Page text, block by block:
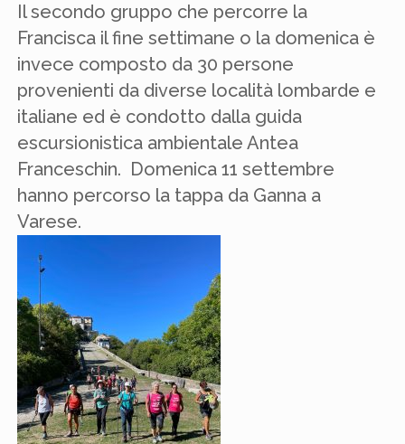
Il secondo gruppo che percorre la
Francisca il fine settimane o la domenica è
invece composto da 30 persone
provenienti da diverse località lombarde e
italiane ed è condotto dalla guida
escursionistica ambientale Antea
Franceschin. Domenica 11 settembre
hanno percorso la tappa da Ganna a
Varese.